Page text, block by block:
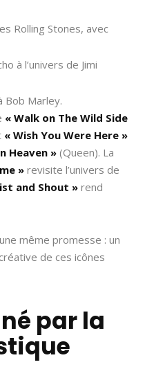
Rolling Stones, avec
à l’univers de Jimi
Bob Marley.
« Walk on The Wild Side
« Wish You Were Here »
Heaven » (Queen). La
» revisite l’univers de
and Shout » rend
même promesse : un
de ces icônes
par la